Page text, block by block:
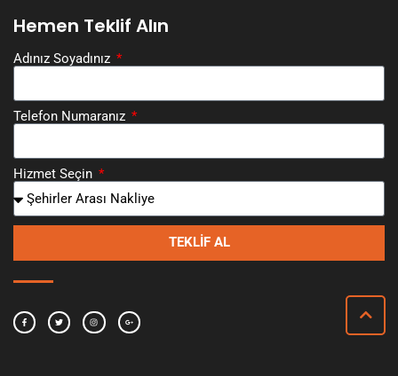
Hemen Teklif Alın
Adınız Soyadınız
Telefon Numaranız
Hizmet Seçin
TEKLIF AL